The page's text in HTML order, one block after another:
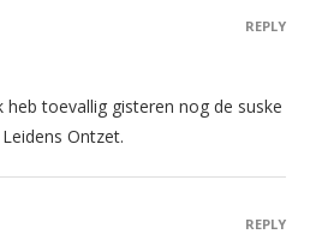
heb toevallig gisteren nog de suske
Ontzet.
REPLY
REPLY